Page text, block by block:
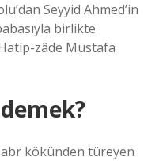
Seyyid Ahmed’in
birlikte
zâde Mustafa
kökünden türeyen